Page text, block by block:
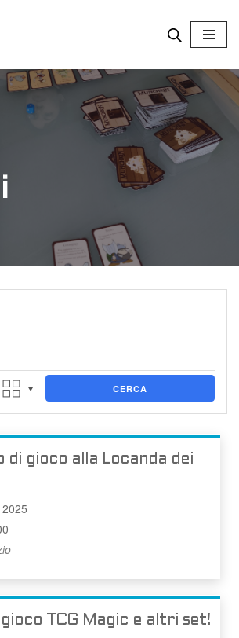
CERCA
di gioco alla Locanda dei
gioco TCG Magic e altri set!